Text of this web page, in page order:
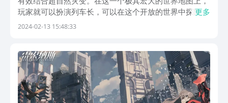
玩家就可以扮演列车长，可以在这个开放的世界中探险。
雷索纳斯游戏下载就成为了众多玩家关注的内容，其实地
斯...
更多
2024-02-13 15:48:33